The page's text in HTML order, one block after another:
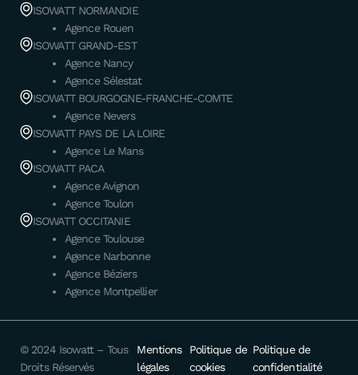
ISOWATT NORMANDIE
Agence Rouen
ISOWATT GRAND-EST
Agence Nancy
Agence Sélestat
ISOWATT BOURGOGNE-FRANCHE-COMTE
Agence Nevers
ISOWATT PAYS DE LA LOIRE
Agence Le Mans
ISOWATT PACA
Agence Avignon
Agence Toulon
ISOWATT OCCITANIE
Agence Toulouse
Agence Narbonne
Agence Béziers
Agence Montpellier
© 2024 Isowatt – Tous
Droits Réservés
Mentions
légales
Politique de
cookies
Politique de
confidentialité